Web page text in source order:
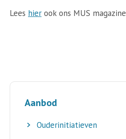
Aanbod
Ouderinitiatieven
Lees hier ook ons MUS magazine